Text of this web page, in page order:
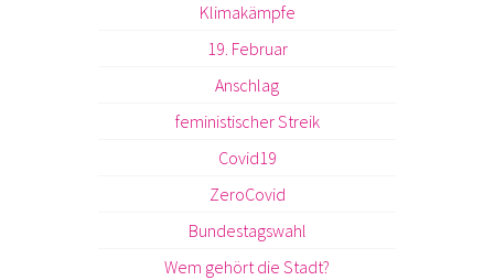
Klimakämpfe
19. Februar
Anschlag
feministischer Streik
Covid19
ZeroCovid
Bundestagswahl
Wem gehört die Stadt?